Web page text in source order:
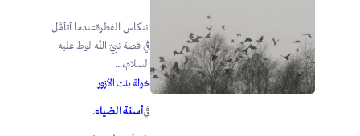
انتكاس الفطرةعندما أتأمَّل
في قصة نبيّ الله لوط عليه
السلام،...
خولة بنت الأزور
فيأسنة الضياء.